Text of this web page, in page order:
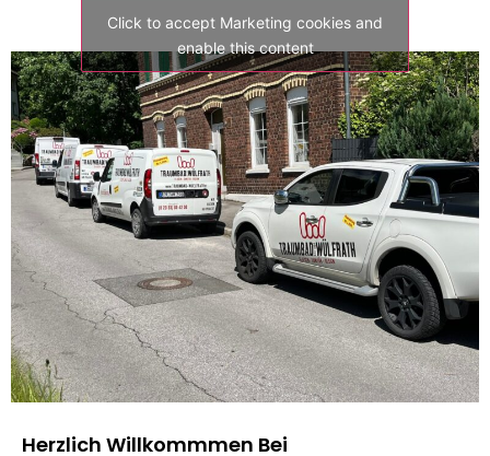
Click to accept Marketing cookies and
enable this content
Herzlich Willkommmen Bei